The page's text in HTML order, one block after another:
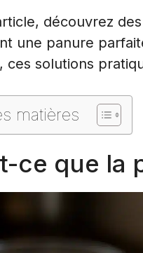
découvrez
une panure
ces solutions
matières
ce que